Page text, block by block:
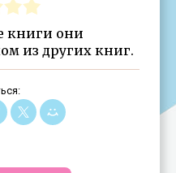
книги они
из других книг.